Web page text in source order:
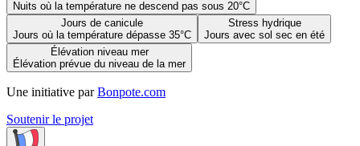
Nuits où la température ne descend pas sous 20°C
Jours de canicule
Jours où la température dépasse 35°C
Stress hydrique
Jours avec sol sec en été
Élévation niveau mer
Élévation prévue du niveau de la mer
Une initiative par Bonpote.com
Soutenir le projet